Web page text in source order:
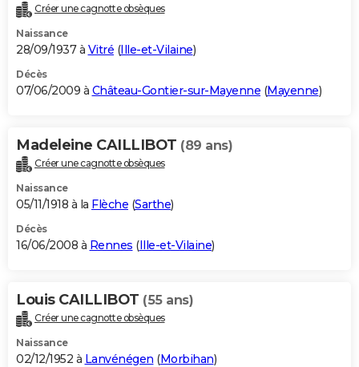
Créer une cagnotte obsèques
Naissance
28/09/1937 à Vitré (Ille-et-Vilaine)
Décès
07/06/2009 à Château-Gontier-sur-Mayenne (Mayenne)
Madeleine CAILLIBOT (89 ans)
Créer une cagnotte obsèques
Naissance
05/11/1918 à la Flèche (Sarthe)
Décès
16/06/2008 à Rennes (Ille-et-Vilaine)
Louis CAILLIBOT (55 ans)
Créer une cagnotte obsèques
Naissance
02/12/1952 à Lanvénégen (Morbihan)